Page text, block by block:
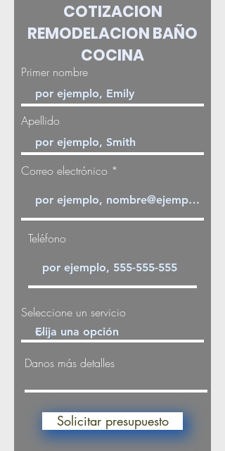
COTIZACION
REMODELACION BAÑO
COCINA
Primer nombre
Apellido
Correo electrónico
Teléfono
Seleccione un servicio
Danos más detalles
Solicitar presupuesto